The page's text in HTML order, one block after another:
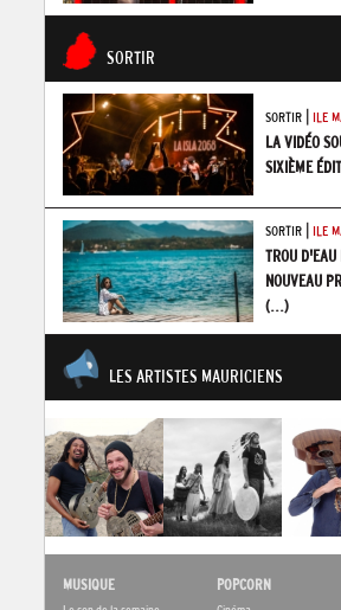
SORTIR
SORTIR| ILE
LA VIDÉO
SIXIÈME
SORTIR| ILE
TROU D'EAU
NOUVEAU
(...)
LES ARTISTES MAURICIENS
MUSIQUE POPCORN